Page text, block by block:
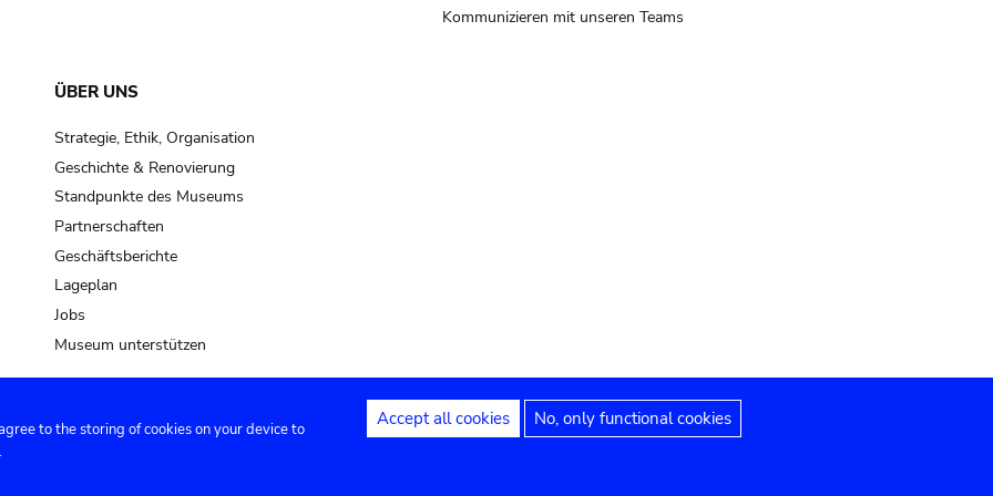
Kommunizieren mit unseren Teams
ÜBER UNS
Strategie, Ethik, Organisation
Geschichte & Renovierung
Standpunkte des Museums
Partnerschaften
Geschäftsberichte
Lageplan
Jobs
Museum unterstützen
Privacy settings Rechtliche Hinweise Erklärung zur Barrierefreiheit
to the storing of cookies on your device to
Accept all cookies No, only functional cookies